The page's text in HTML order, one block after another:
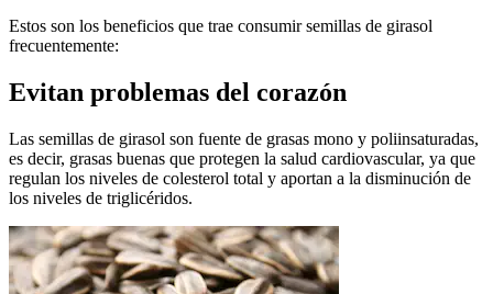
Estos son los beneficios que trae consumir semillas de girasol
frecuentemente:
Evitan problemas del corazón
Las semillas de girasol son fuente de grasas mono y poliinsaturadas,
es decir, grasas buenas que protegen la salud cardiovascular, ya que
regulan los niveles de colesterol total y aportan a la disminución de
los niveles de triglicéridos.